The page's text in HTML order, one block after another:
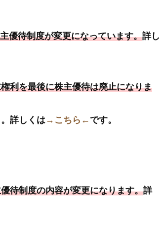
優待制度が変更になっています。詳し
利を最後に株主優待は廃止になりま
詳しくは→こちら← です。
待制度の内容が変更になります。詳